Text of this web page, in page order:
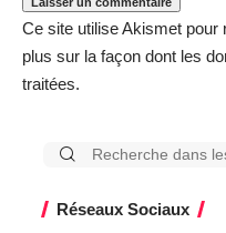
Ce site utilise Akismet pour
plus sur la façon dont les
traitées.
Réseaux Sociaux